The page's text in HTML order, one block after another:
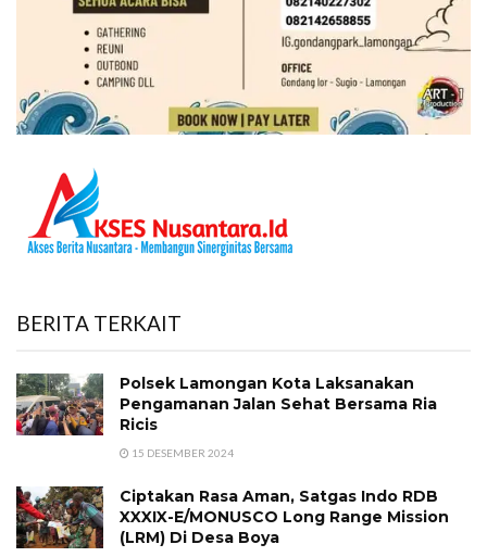
BERITA TERKAIT
Polsek Lamongan Kota Laksanakan
Pengamanan Jalan Sehat Bersama Ria
Ricis
15 DESEMBER 2024
Ciptakan Rasa Aman, Satgas Indo RDB
XXXIX-E/MONUSCO Long Range Mission
(LRM) Di Desa Boya